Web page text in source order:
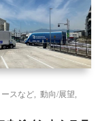
スなど
動向/展望